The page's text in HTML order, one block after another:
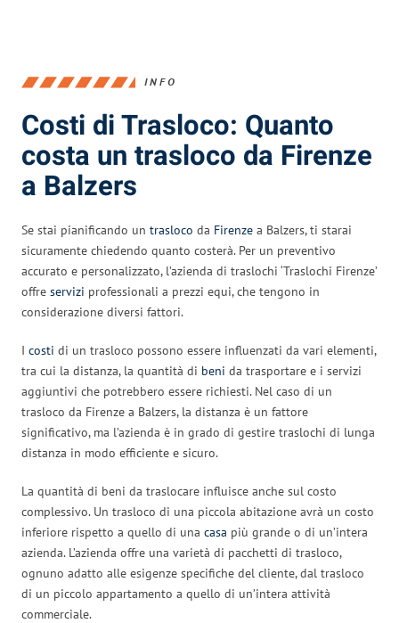
INFO
Costi di Trasloco: Quanto
costa un trasloco da Firenze
a Balzers
Se stai pianificando un trasloco da Firenze a Balzers, ti starai
sicuramente chiedendo quanto costerà. Per un preventivo
accurato e personalizzato, l’azienda di traslochi ‘Traslochi Firenze’
offre servizi professionali a prezzi equi, che tengono in
considerazione diversi fattori.
I costi di un trasloco possono essere influenzati da vari elementi,
tra cui la distanza, la quantità di beni da trasportare e i servizi
aggiuntivi che potrebbero essere richiesti. Nel caso di un
trasloco da Firenze a Balzers, la distanza è un fattore
significativo, ma l’azienda è in grado di gestire traslochi di lunga
distanza in modo efficiente e sicuro.
La quantità di beni da traslocare influisce anche sul costo
complessivo. Un trasloco di una piccola abitazione avrà un costo
inferiore rispetto a quello di una casa più grande o di un’intera
azienda. L’azienda offre una varietà di pacchetti di trasloco,
ognuno adatto alle esigenze specifiche del cliente, dal trasloco
di un piccolo appartamento a quello di un’intera attività
commerciale.